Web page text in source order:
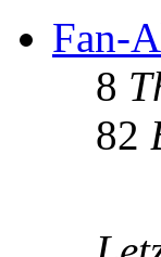
Fan-
8
82